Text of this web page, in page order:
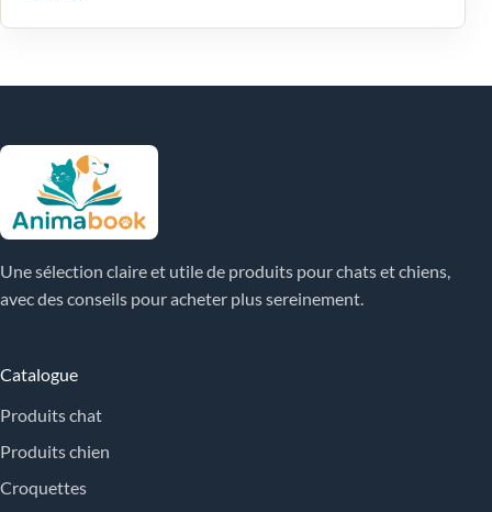
Une sélection claire et utile de produits pour chats et chiens,
avec des conseils pour acheter plus sereinement.
Catalogue
Produits chat
Produits chien
Croquettes